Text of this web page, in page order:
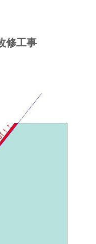
修工事